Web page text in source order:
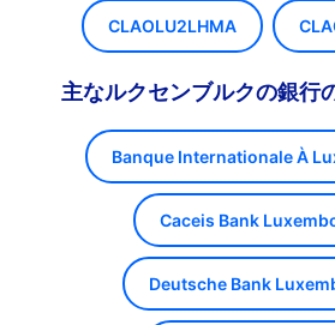
CLAOLU2LHMA
主なルクセンブルクの銀行
Banque Internationale À
Caceis Bank
Deutsche Bank